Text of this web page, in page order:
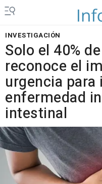
INVESTIGACIÓN
Solo el 40%
reconoce el
urgencia para
enfermedad
intestinal